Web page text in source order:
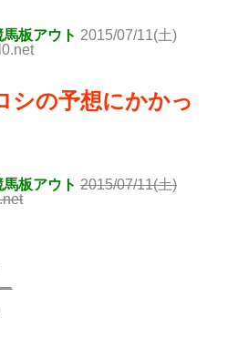
板アウト 2015/07/11(土)
シの予想にかかっ
板アウト 2015/07/11(土)